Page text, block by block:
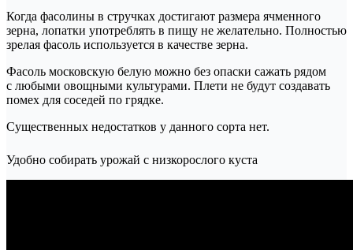
Когда фасолины в стручках достигают размера ячменного
зерна, лопатки употреблять в пищу не желательно. Полностью
зрелая фасоль используется в качестве зерна.
Фасоль московскую белую можно без опаски сажать рядом
с любыми овощными культурами. Плети не будут создавать
помех для соседей по грядке.
Существенных недостатков у данного сорта нет.
Удобно собирать урожай с низкорослого куста